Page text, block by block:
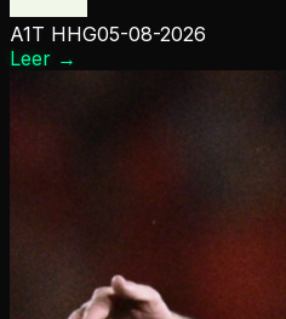
A1T HHG05-08-2026
Leer →